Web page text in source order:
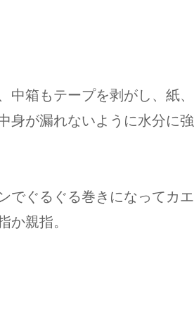
箱もテープを剥がし、紙、
身が漏れないように水分に強
でぐるぐる巻きになってカエ
か親指。